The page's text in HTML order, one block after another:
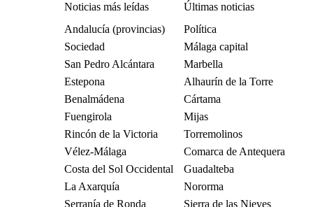
Noticias más leídas
Últimas noticias
Andalucía (provincias)
Política
Sociedad
Málaga capital
San Pedro Alcántara
Marbella
Estepona
Alhaurín de la Torre
Benalmádena
Cártama
Fuengirola
Mijas
Rincón de la Victoria
Torremolinos
Vélez-Málaga
Comarca de Antequera
Costa del Sol Occidental
Guadalteba
La Axarquía
Nororma
Serranía de Ronda
Sierra de las Nieves